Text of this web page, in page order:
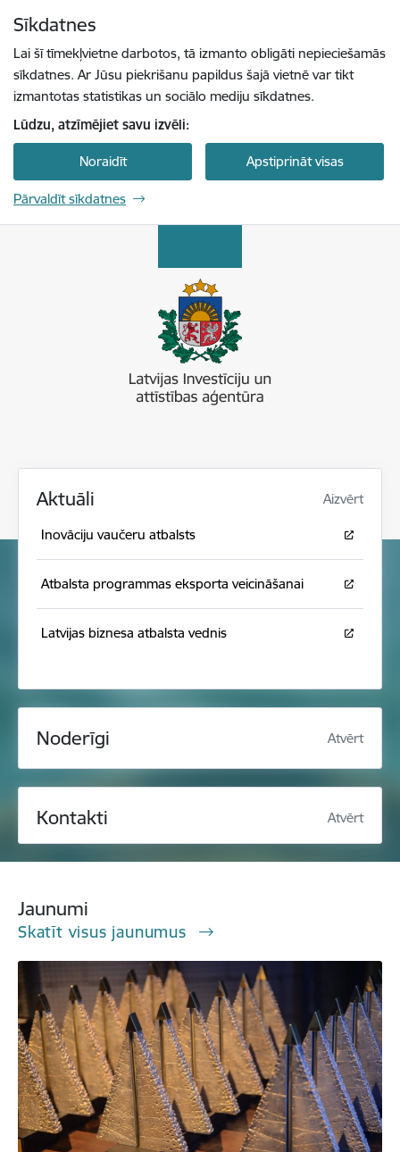
Sīkdatnes
Lai šī tīmekļvietne darbotos, tā izmanto obligāti nepieciešamās
sīkdatnes. Ar Jūsu piekrišanu papildus šajā vietnē var tikt
izmantotas statistikas un sociālo mediju sīkdatnes.
Lūdzu, atzīmējiet savu izvēli:
Noraidīt Apstiprināt visas
Pārvaldīt sīkdatnes
Aktuāli Aizvērt
Inovāciju vaučeru atbalsts
Atbalsta programmas eksporta veicināšanai
Latvijas biznesa atbalsta vednis
Noderīgi Atvērt
Kontakti Atvērt
Jaunumi
Skatīt visus jaunumus